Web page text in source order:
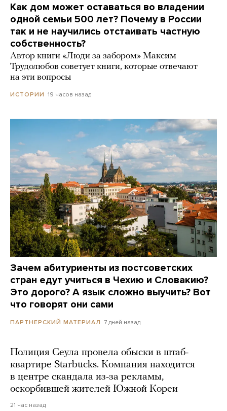
Как дом может оставаться во владении
одной семьи 500 лет? Почему в России
так и не научились отстаивать частную
собственность?
Автор книги «Люди за забором» Максим
Трудолюбов советует книги, которые отвечают
на эти вопросы
ИСТОРИИ 19 часов назад
Зачем абитуриенты из постсоветских
стран едут учиться в Чехию и Словакию?
Это дорого? А язык сложно выучить? Вот
что говорят они сами
ПАРТНЕРСКИЙ МАТЕРИАЛ 7 дней назад
Полиция Сеула провела обыски в штаб-
квартире Starbucks. Компания находится
в центре скандала из-за рекламы,
оскорбившей жителей Южной Кореи
21 час назад